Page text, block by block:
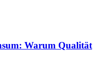
Warum Qualität